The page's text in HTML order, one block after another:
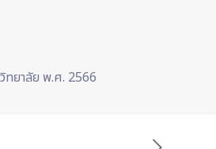
ทยาลัย พ.ศ. 2566